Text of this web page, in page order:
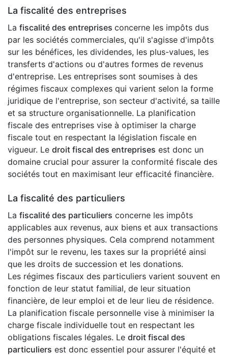
La fiscalité des entreprises
La fiscalité des entreprises concerne les impôts dus
par les sociétés commerciales, qu'il s'agisse d'impôts
sur les bénéfices, les dividendes, les plus-values, les
transferts d'actions ou d'autres formes de revenus
d'entreprise. Les entreprises sont soumises à des
régimes fiscaux complexes qui varient selon la forme
juridique de l'entreprise, son secteur d'activité, sa taille
et sa structure organisationnelle. La planification
fiscale des entreprises vise à optimiser la charge
fiscale tout en respectant la législation fiscale en
vigueur. Le droit fiscal des entreprises est donc un
domaine crucial pour assurer la conformité fiscale des
sociétés tout en maximisant leur efficacité financière.
La fiscalité des particuliers
La fiscalité des particuliers concerne les impôts
applicables aux revenus, aux biens et aux transactions
des personnes physiques. Cela comprend notamment
l'impôt sur le revenu, les taxes sur la propriété ainsi
que les droits de succession et les donations.
Les régimes fiscaux des particuliers varient souvent en
fonction de leur statut familial, de leur situation
financière, de leur emploi et de leur lieu de résidence.
La planification fiscale personnelle vise à minimiser la
charge fiscale individuelle tout en respectant les
obligations fiscales légales. Le droit fiscal des
particuliers est donc essentiel pour assurer l'équité et